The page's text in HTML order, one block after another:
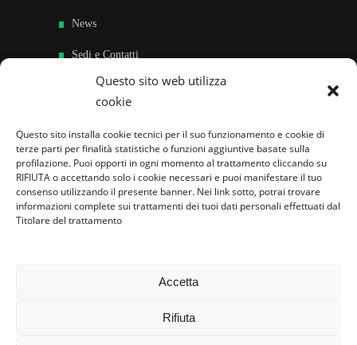
Questo sito web utilizza
cookie
Questo sito installa cookie tecnici per il suo funzionamento e cookie di
terze parti per finalità statistiche o funzioni aggiuntive basate sulla
profilazione. Puoi opporti in ogni momento al trattamento cliccando su
RIFIUTA o accettando solo i cookie necessari e puoi manifestare il tuo
consenso utilizzando il presente banner. Nei link sotto, potrai trovare
informazioni complete sui trattamenti dei tuoi dati personali effettuati dal
Titolare del trattamento
Accetta
Rifiuta
News
Sedi e Contatti
Sostieni
Famiglie per l’accoglienza nel mondo